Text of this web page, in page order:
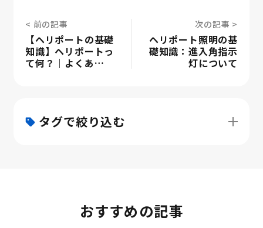
【ヘリポートの基礎
知識】ヘリポートっ
て何？｜よくあ…
ヘリポート照明の基
礎知識：進入角指示
灯について
タグで絞り込む
おすすめの記事